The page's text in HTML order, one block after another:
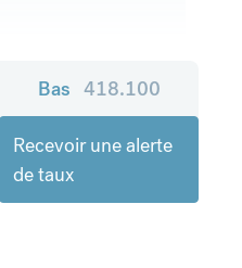
Bas 418.100
Recevoir une alerte
de taux